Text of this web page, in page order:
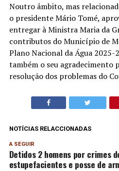
Noutro âmbito, mas
o presidente Mário Tomé,
entregar à Ministra Maria da
contributos do Município de
Plano Nacional da Água
também o seu agradecimento
resolução dos problemas do
NOTÍCIAS RELACCIONADAS
A SEGUIR
Detidos 2 homens por crimes
estupefacientes e posse de